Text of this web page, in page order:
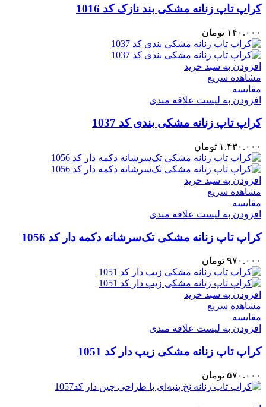
کراپ تاپ زنانه مشکی بند نازک کد 1016
۱۴۰.۰۰۰ تومان
افزودن به سبد خرید
مشاهده سریع
مقایسه
افزودن به لیست علاقه مندی
کراپ تاپ زنانه مشکی بندی کد 1037
۱.۴۳۰.۰۰۰ تومان
افزودن به سبد خرید
مشاهده سریع
مقایسه
افزودن به لیست علاقه مندی
کراپ تاپ زنانه مشکی تک‌سرشانه دکمه‌ دار کد 1056
۹۷۰.۰۰۰ تومان
افزودن به سبد خرید
مشاهده سریع
مقایسه
افزودن به لیست علاقه مندی
کراپ تاپ زنانه مشکی زیپ‌ دار کد 1051
۵۷۰.۰۰۰ تومان